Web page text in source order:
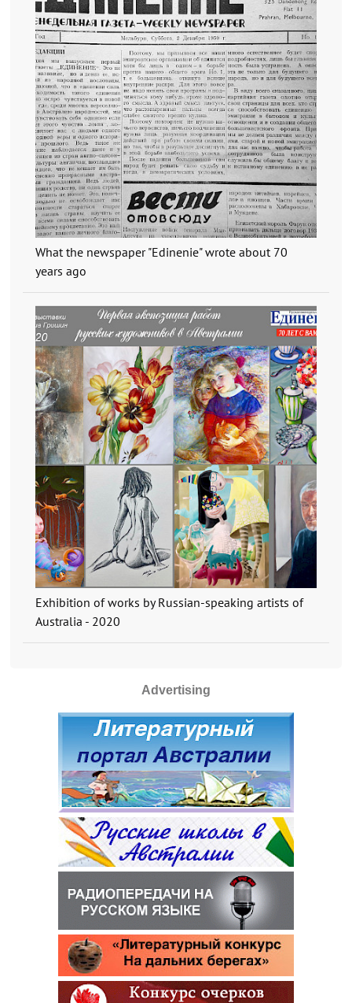
What the newspaper "Edinenie" wrote about 70
years ago
Exhibition of works by Russian-speaking artists of
Australia - 2020
Advertising